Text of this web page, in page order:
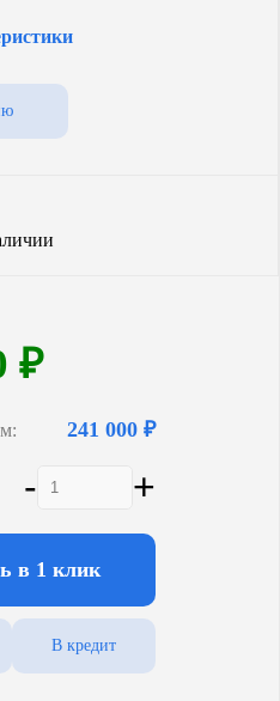
/
₽
241 000 ₽
- +
в 1 клик
В кредит